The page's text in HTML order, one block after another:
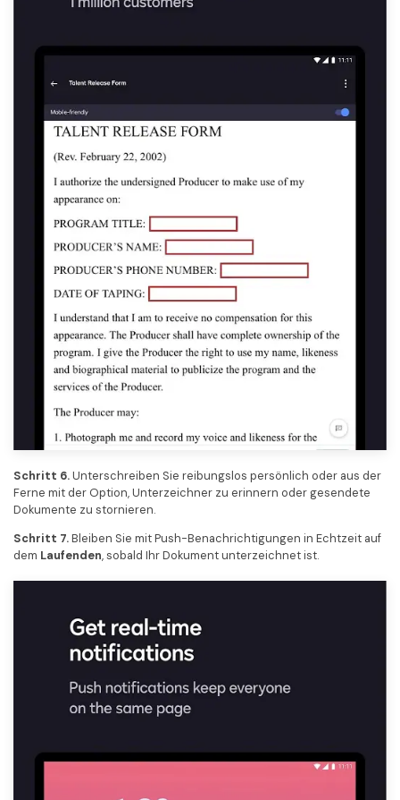
Schritt 6.Unterschreiben Sie reibungslos persönlich oder aus der
Ferne mit der Option, Unterzeichner zu erinnern oder gesendete
Dokumente zu stornieren.
Schritt 7.Bleiben Sie mit Push-Benachrichtigungen in Echtzeit auf
dem Laufenden, sobald Ihr Dokument unterzeichnet ist.